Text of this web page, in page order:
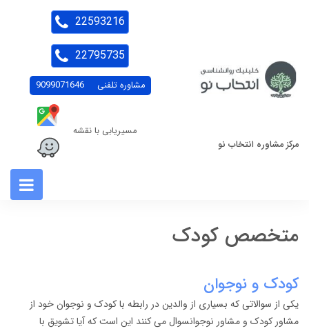
مرکز مشاوره انتخاب نو
مشاوره تلفنی 9099071646
مسیریابی با نقشه
22593216
22795735
متخصص کودک
کودک و نوجوان
یکی از سوالاتی که بسیاری از والدین در رابطه با کودک و نوجوان خود از
مشاور کودک و مشاور نوجوانسوال می کنند این است که آیا تشویق با